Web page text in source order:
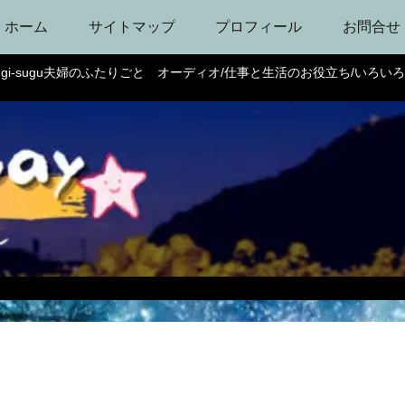
sugu夫婦のふたりごと オーディオ/仕事と生活のお役立ち/いろい
ホーム サイトマップ プロフィール お問合せ